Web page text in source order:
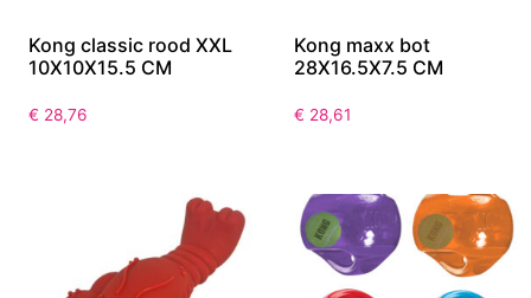
Kong classic rood XXL
10X10X15.5 CM
€ 28,76
Kong maxx bot
28X16.5X7.5 CM
€ 28,61